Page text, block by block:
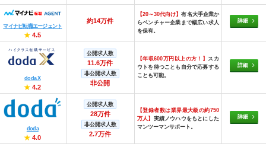
マイナビ転職エージェント
★ 4.5
約14万件
【20～30代向け】有名大手企業か
らベンチャー企業まで幅広い求人
を保有。
詳細
doda X
★ 4.2
公開求人数
11.6万件
非公開求人数
非公開
【年収600万円以上の方！】 スカ
ウトを待つことも自分で応募する
ことも可能。
詳細
doda
★ 4.0
公開求人数
28万件
非公開求人数
2.7万件
【登録者数は業界最大級の約750
万人】 実績ノウハウをもとにした
マンツーマンサポート。
詳細